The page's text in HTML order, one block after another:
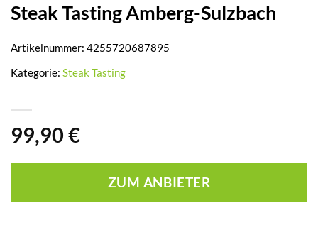
Steak Tasting Amberg-Sulzbach
99,90 €
ZUM ANBIETER
Artikelnummer: 4255720687895
Kategorie: Steak Tasting